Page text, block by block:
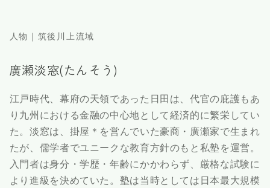
人物｜筑後川上流域
廣瀬淡窓(たんそう)
江戸時代、幕府の天領であった日田は、代官の庇護もあ
り九州における金融の中心地として経済的に繁栄してい
た。淡窓は、掛屋＊を営んでいた豪商・廣瀬家で生まれ
たが、儒学者でユニークな教育方針のもと私塾を運営。
入門者は身分・学歴・年齢にかかわらず、厳格な試験に
より進級を決めていた。塾は当時としては日本最大規模